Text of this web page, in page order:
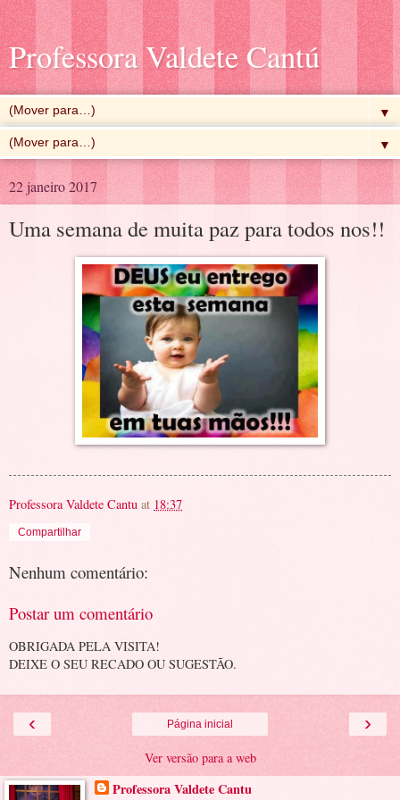
Professora Valdete Cantú
▼
▼
22 janeiro 2017
Uma semana de muita paz para todos nos!!
Professora Valdete Cantu at 18:37
Compartilhar
Nenhum comentário:
Postar um comentário
OBRIGADA PELA VISITA!
DEIXE O SEU RECADO OU SUGESTÃO.
‹ ›
Página inicial
Ver versão para a web
Professora Valdete Cantu